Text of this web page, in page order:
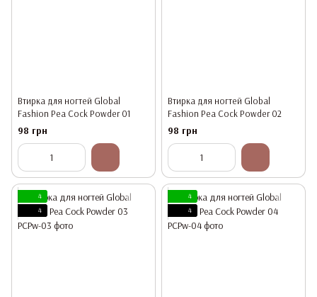
Втирка для ногтей Global
Fashion Pea Cock Powder 01
98 грн
Втирка для ногтей Global
Fashion Pea Cock Powder 02
98 грн
4
4
4
4